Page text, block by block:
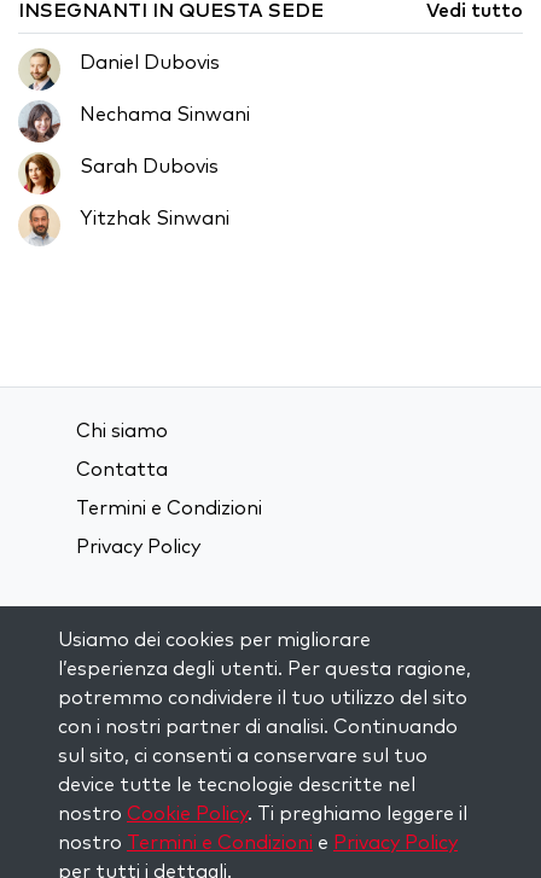
INSEGNANTI IN QUESTA SEDE Vedi tutto
Daniel Dubovis
Nechama Sinwani
Sarah Dubovis
Yitzhak Sinwani
Chi siamo
Contatta
Termini e Condizioni
Privacy Policy
Visit kabbalah master classes
RIMANI AGGIORNATO
Iscriviti alla nostra mailing list e ricevi
ispirazione ogni settimana nella tua
casella di posta.
Usiamo dei cookies per migliorare
l’esperienza degli utenti. Per questa ragione,
potremmo condividere il tuo utilizzo del sito
con i nostri partner di analisi. Continuando
sul sito, ci consenti a conservare sul tuo
device tutte le tecnologie descritte nel
nostro Cookie Policy. Ti preghiamo leggere il
nostro Termini e Condizioni e Privacy Policy
per tutti i dettagli.